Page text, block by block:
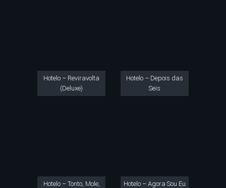
Hotelo – Reviravolta
(Deluxe)
Hotelo – Depois das
Seis
Hotelo – Tonto, Mole,
Hotelo – Agora Sou Eu